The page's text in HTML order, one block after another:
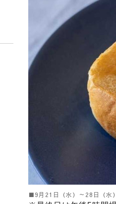
■9月21日（水）～28日（水）